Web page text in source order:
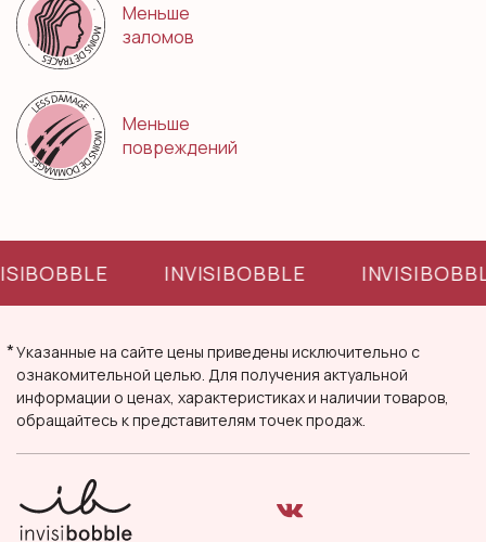
Меньше
заломов
Меньше
повреждений
INVISIBOBBLE
*Указанные на сайте цены приведены исключительно с
ознакомительной целью. Для получения актуальной
информации о ценах, характеристиках и наличии товаров,
обращайтесь к представителям точек продаж.